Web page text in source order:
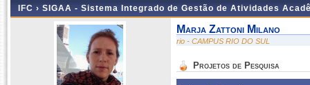
IFC › SIGAA - Sistema Integrado de Gestão de Atividades
Marja Zattoni Milano
rio - CAMPUS RIO DO SUL
Projetos de Pesquisa